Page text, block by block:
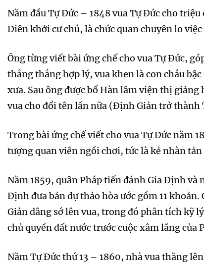
Năm đầu Tự Đức – 1848 vua Tự Đức cho
Diên khởi cư chú, là chức quan chuyên lo
Ông từng viết bài ứng chế cho vua Tự Đức,
thẳng thắng hợp lý, vua khen là con cháu
xưa. Sau ông được bổ Hàn lâm viện thị
vua cho đổi tên lần nữa (Định Giản trở thành
Trong bài ứng chế viết cho vua Tự Đức năm
tượng quan viên ngồi chơi, tức là kẻ nhàn
Năm 1859, quân Pháp tiến đánh Gia Định
Định đưa bản dự thảo hòa ước gồm 11
Giản dâng sớ lên vua, trong đó phân tích kỹ
chủ quyền đất nước trước cuộc xâm lăng của
Năm Tự Đức thứ 13 – 1860, nhà vua thăng